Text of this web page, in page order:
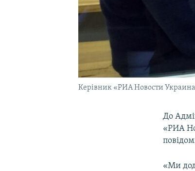
Керівник «РИА Новости
До
«РИА
«Ми